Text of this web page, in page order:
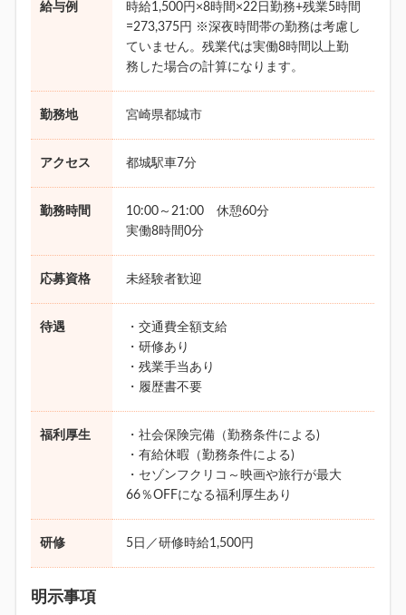
給与例
時給1,500円×8時間×22日勤務+残業5時間
=273,375円 ※深夜時間帯の勤務は考慮し
ていません。残業代は実働8時間以上勤
務した場合の計算になります。
勤務地 宮崎県都城市
アクセス 都城駅車7分
勤務時間
10:00～21:00 休憩60分
実働8時間0分
応募資格 未経験者歓迎
待遇
・交通費全額支給
・研修あり
・残業手当あり
・履歴書不要
福利厚生
・社会保険完備（勤務条件による)
・有給休暇（勤務条件による)
・セゾンフクリコ～映画や旅行が最大
66％OFFになる福利厚生あり
研修 5日／研修時給1,500円
明示事項